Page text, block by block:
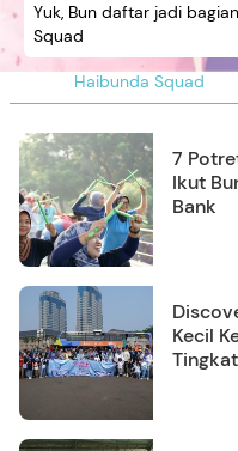
Haibunda Squad
Yuk, Bun daftar jadi
Squad
7
Ikut
Bank
Kecil